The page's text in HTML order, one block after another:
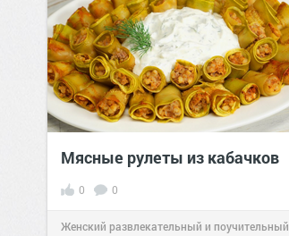
Мясные рулеты из кабачков
0 0
Женский развлекательный и поучительный